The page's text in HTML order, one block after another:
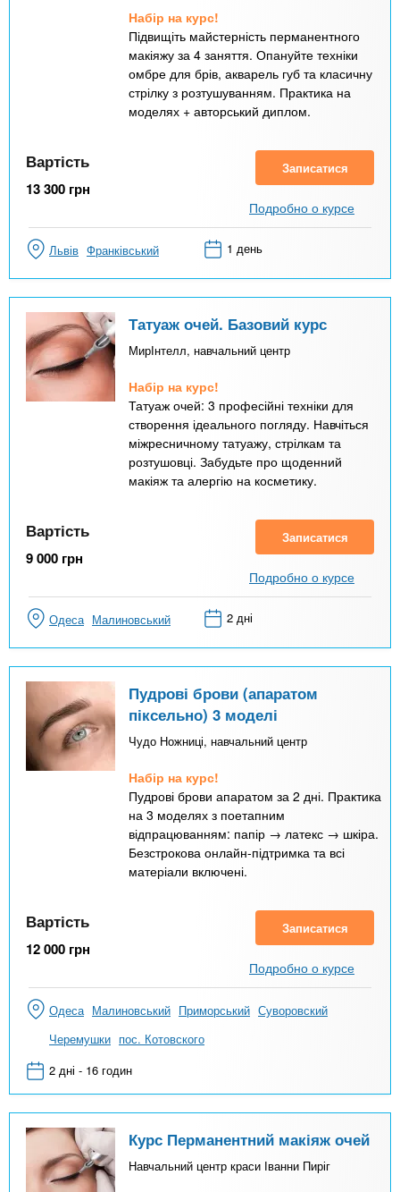
Набір на курс!
Підвищіть майстерність перманентного
макіяжу за 4 заняття. Опануйте техніки
омбре для брів, акварель губ та класичну
стрілку з розтушуванням. Практика на
моделях + авторський диплом.
Вартість
13 300 грн
Записатися
Подробно о курсе
Львів Франківський 1 день
Татуаж очей. Базовий курс
МирІнтелл, навчальний центр
Набір на курс!
Татуаж очей: 3 професійні техніки для
створення ідеального погляду. Навчіться
міжресничному татуажу, стрілкам та
розтушовці. Забудьте про щоденний
макіяж та алергію на косметику.
Вартість
9 000 грн
Записатися
Подробно о курсе
Одеса Малиновський 2 дні
Пудрові брови (апаратом
піксельно) 3 моделі
Чудо Ножниці, навчальний центр
Набір на курс!
Пудрові брови апаратом за 2 дні. Практика
на 3 моделях з поетапним
відпрацюванням: папір → латекс → шкіра.
Безстрокова онлайн-підтримка та всі
матеріали включені.
Вартість
12 000 грн
Записатися
Подробно о курсе
Одеса Малиновський Приморський Суворовский
Черемушки пос. Котовского
2 дні - 16 годин
Курс Перманентний макіяж очей
Навчальний центр краси Іванни Пиріг